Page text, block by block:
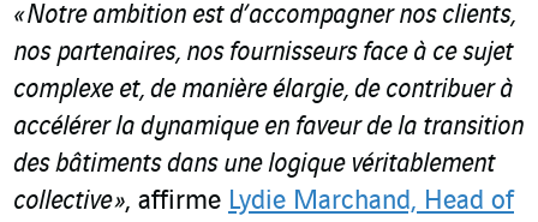
« Notre ambition est d’accompagner nos clients,
nos partenaires, nos fournisseurs face à ce sujet
complexe et, de manière élargie, de contribuer à
accélérer la dynamique en faveur de la transition
des bâtiments dans une logique véritablement
collective », affirme Lydie Marchand, Head of